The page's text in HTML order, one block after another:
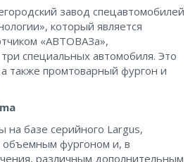
завод спецавтомобилей
который является
«АВТОВАЗа»,
специальных автомобиля. Это
также промтоварный фургон и
на базе серийного Largus,
объемным фургоном и, в
различным дополнительным